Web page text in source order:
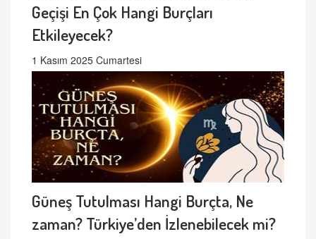
Geçişi En Çok Hangi Burçları
Etkileyecek?
1 Kasım 2025 Cumartesi
Güneş Tutulması Hangi Burçta, Ne
zaman? Türkiye’den İzlenebilecek mi?